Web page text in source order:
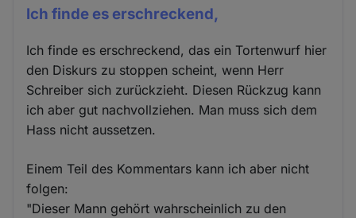
Ich finde es erschreckend,
Ich finde es erschreckend, das ein Tortenwurf hier
den Diskurs zu stoppen scheint, wenn Herr
Schreiber sich zurückzieht. Diesen Rückzug kann
ich aber gut nachvollziehen. Man muss sich dem
Hass nicht aussetzen.
Einem Teil des Kommentars kann ich aber nicht
folgen:
"Dieser Mann gehört wahrscheinlich zu den